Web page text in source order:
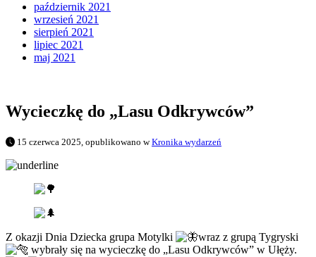
październik 2021
wrzesień 2021
sierpień 2021
lipiec 2021
maj 2021
Wycieczkę do „Lasu Odkrywców”
15 czerwca 2025, opublikowano wKronika wydarzeń
Z okazji Dnia Dziecka grupa Motylki
wraz z grupą Tygryski
wybrały się na wycieczkę do „Lasu Odkrywców” w Ułęży.